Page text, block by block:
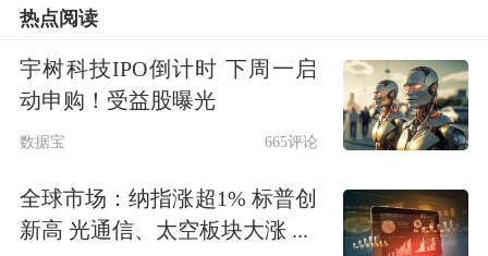
续飙升，同时也带动了传统CPU的需求
增长。
作为华尔街迄今规模最大的“纯AI概
受关注的科技新股。
热点阅读
宇树科技IPO倒计时 下周一启
动申购！受益股曝光
数据宝 665评论
全球市场：纳指涨超1% 标普创
新高 光通信、太空板块大涨 ...